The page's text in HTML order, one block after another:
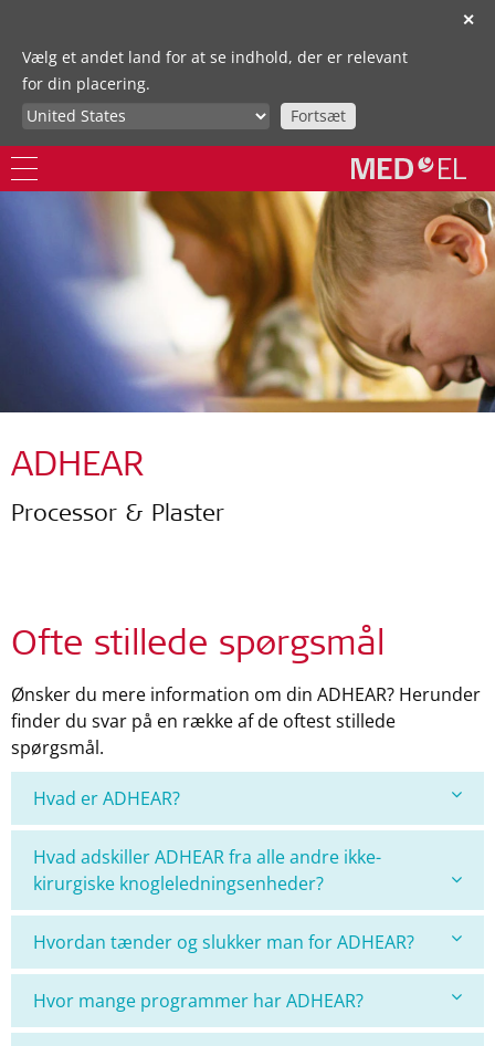
✕
Vælg et andet land for at se indhold, der er relevant
for din placering.
Fortsæt
ADHEAR
Processor & Plaster
Ofte stillede spørgsmål
Ønsker du mere information om din ADHEAR? Herunder
finder du svar på en række af de oftest stillede
spørgsmål.
Hvad er ADHEAR?
Hvad adskiller ADHEAR fra alle andre ikke-
kirurgiske knogleledningsenheder?
Hvordan tænder og slukker man for ADHEAR?
Hvor mange programmer har ADHEAR?